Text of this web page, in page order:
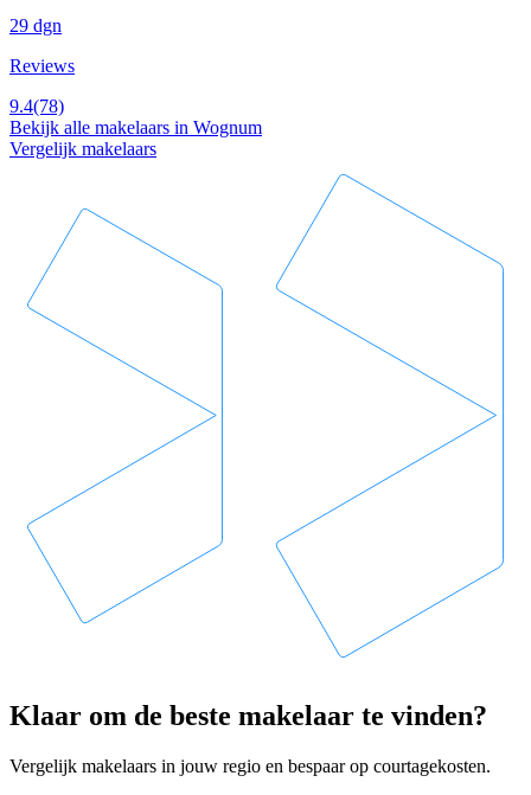
29 dgn
Reviews
9.4(78)
Bekijk alle makelaars in Wognum
Vergelijk makelaars
Klaar om de beste makelaar te vinden?
Vergelijk makelaars in jouw regio en bespaar op courtagekosten.